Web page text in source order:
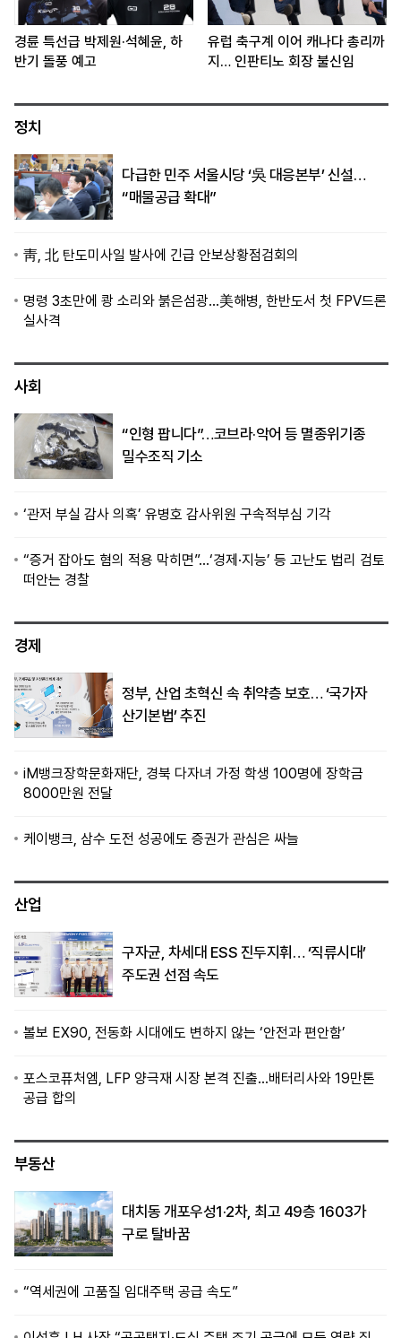
경륜 특선급 박제원·석혜윤, 하
반기 돌풍 예고
유럽 축구계 이어 캐나다 총리까
지… 인판티노 회장 불신임
정치
다급한 민주 서울시당 ‘吳 대응본부’ 신설…
“매물공급 확대”
靑, 北 탄도미사일 발사에 긴급 안보상황점검회의
명령 3초만에 쾅 소리와 붉은섬광…美해병, 한반도서 첫 FPV드론
실사격
사회
“인형 팝니다”…코브라·악어 등 멸종위기종
밀수조직 기소
‘관저 부실 감사 의혹’ 유병호 감사위원 구속적부심 기각
“증거 잡아도 혐의 적용 막히면”…‘경제·지능’ 등 고난도 법리 검토
떠안는 경찰
경제
정부, 산업 초혁신 속 취약층 보호… ‘국가자
산기본법’ 추진
iM뱅크장학문화재단, 경북 다자녀 가정 학생 100명에 장학금
8000만원 전달
케이뱅크, 삼수 도전 성공에도 증권가 관심은 싸늘
산업
구자균, 차세대 ESS 진두지휘… ‘직류시대’
주도권 선점 속도
볼보 EX90, 전동화 시대에도 변하지 않는 ‘안전과 편안함’
포스코퓨처엠, LFP 양극재 시장 본격 진출…배터리사와 19만톤
공급 합의
부동산
대치동 개포우성1·2차, 최고 49층 1603가
구로 탈바꿈
“역세권에 고품질 임대주택 공급 속도”